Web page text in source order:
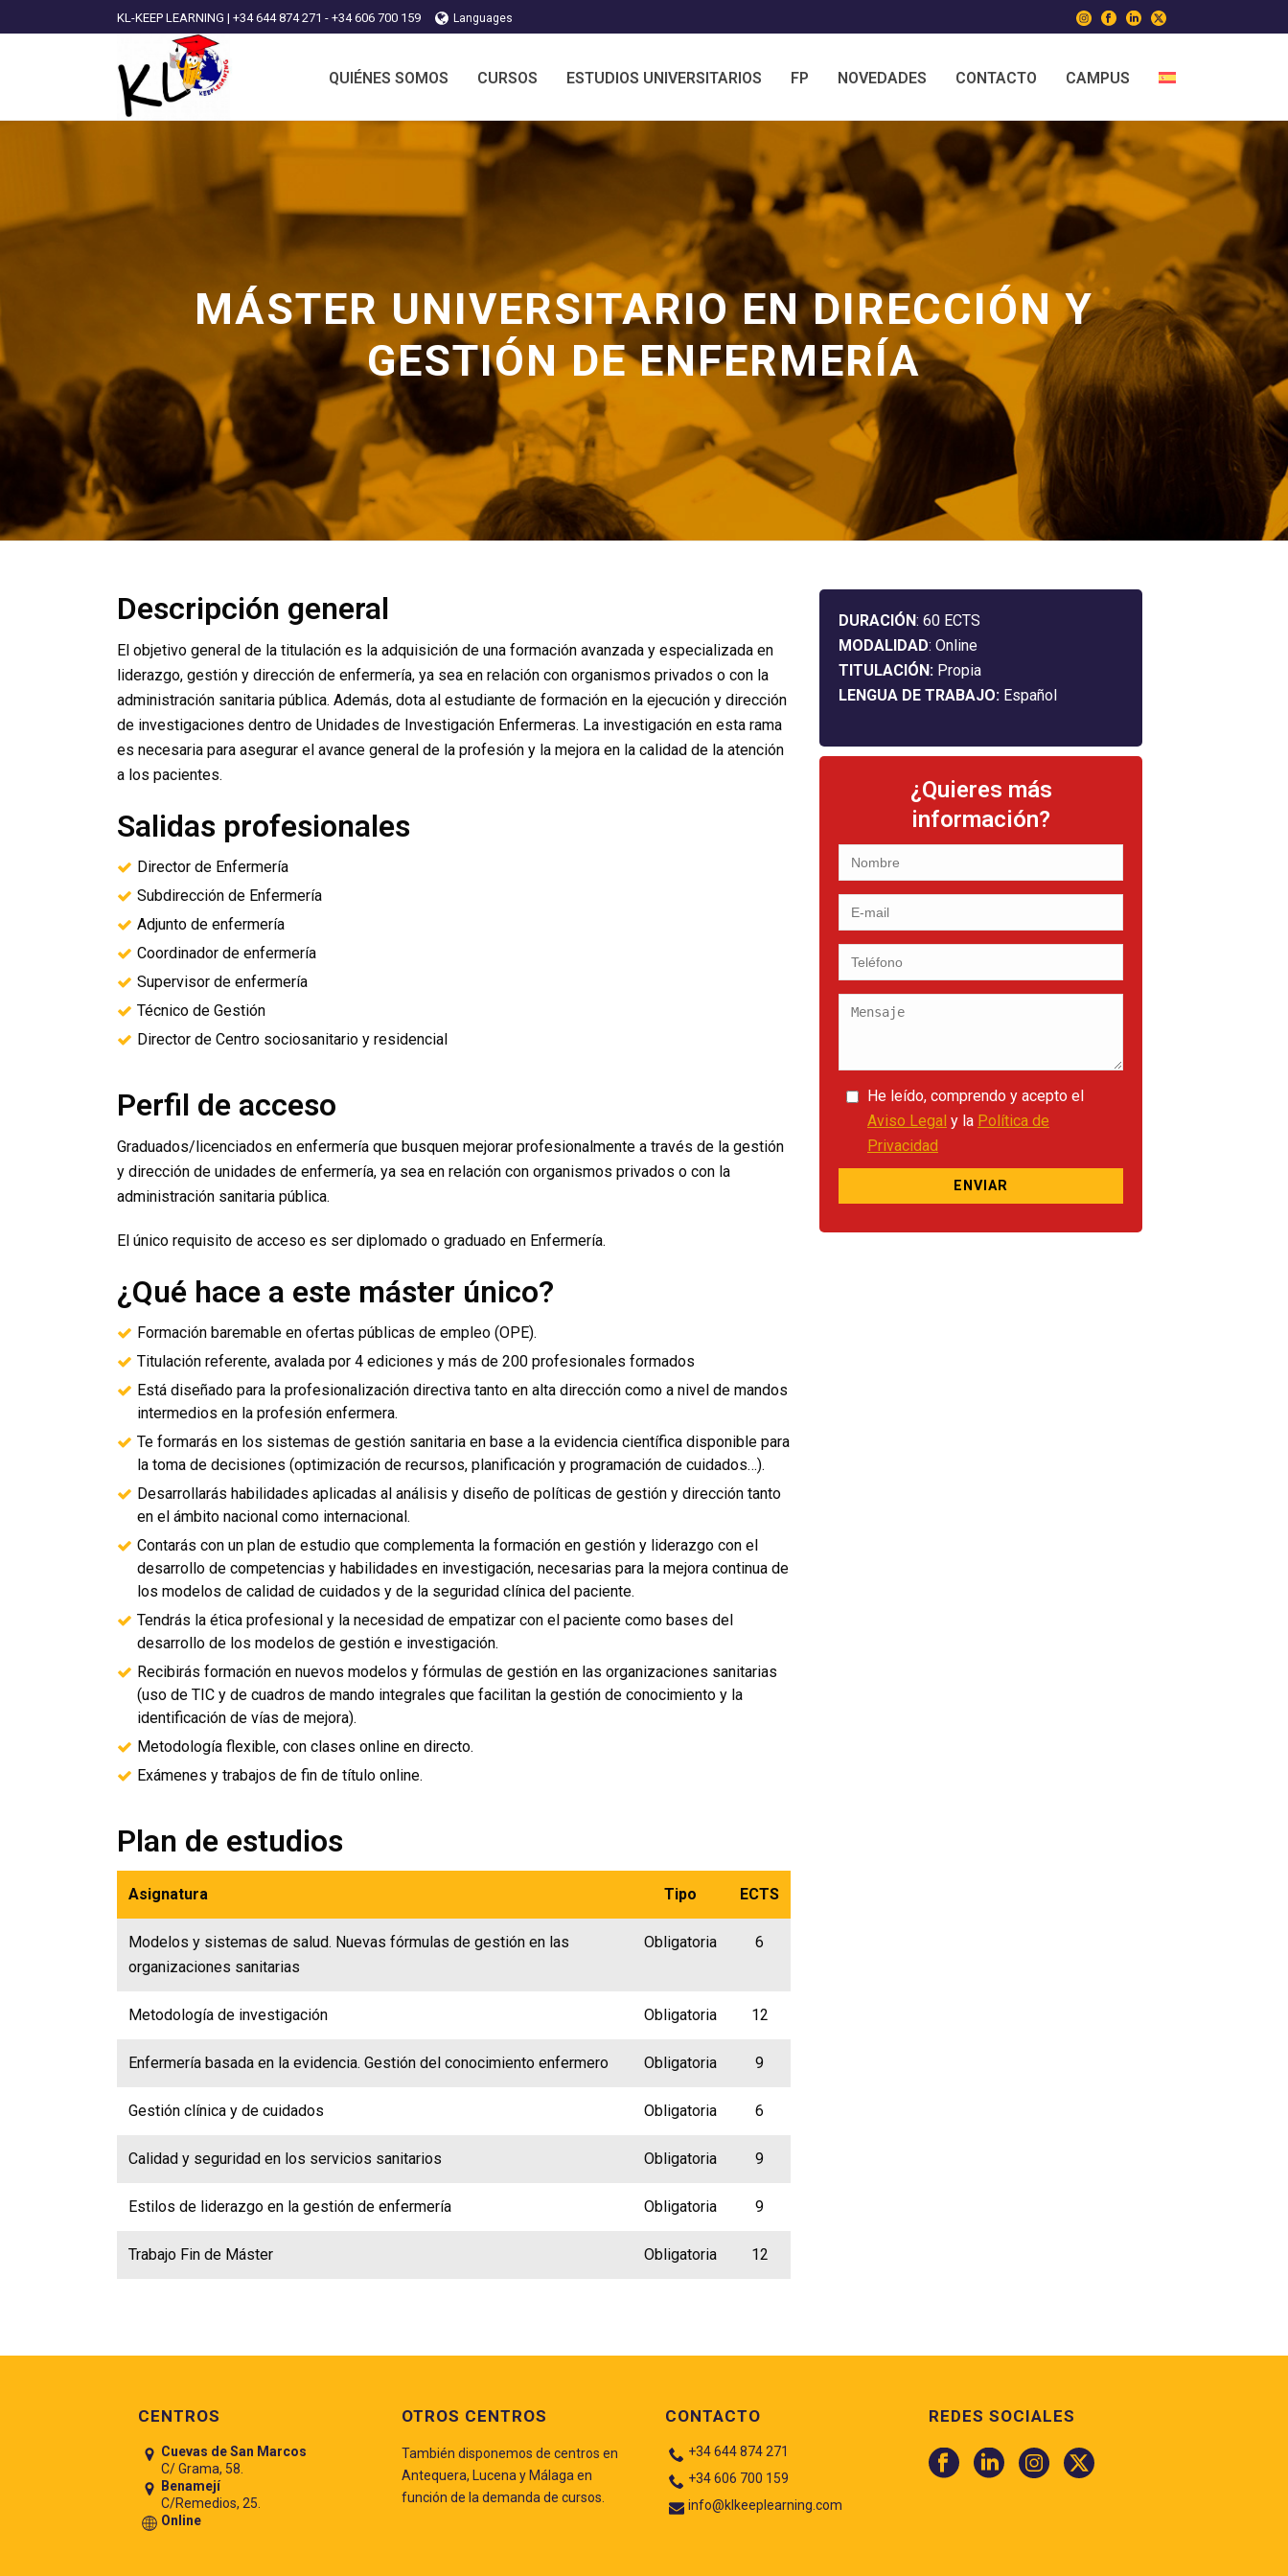
KL-KEEP LEARNING | +34 644 874 271 - +34 606 700 159 Languages
QUIÉNES SOMOS CURSOS ESTUDIOS UNIVERSITARIOS FP NOVEDADES CONTACTO CAMPUS
MÁSTER UNIVERSITARIO EN DIRECCIÓN Y
GESTIÓN DE ENFERMERÍA
Descripción general
El objetivo general de la titulación es la adquisición de una formación avanzada y especializada en
liderazgo, gestión y dirección de enfermería, ya sea en relación con organismos privados o con la
administración sanitaria pública. Además, dota al estudiante de formación en la ejecución y dirección
de investigaciones dentro de Unidades de Investigación Enfermeras. La investigación en esta rama
es necesaria para asegurar el avance general de la profesión y la mejora en la calidad de la atención
a los pacientes.
Salidas profesionales
Director de Enfermería
Subdirección de Enfermería
Adjunto de enfermería
Coordinador de enfermería
Supervisor de enfermería
Técnico de Gestión
Director de Centro sociosanitario y residencial
Perfil de acceso
Graduados/licenciados en enfermería que busquen mejorar profesionalmente a través de la gestión
y dirección de unidades de enfermería, ya sea en relación con organismos privados o con la
administración sanitaria pública.
El único requisito de acceso es ser diplomado o graduado en Enfermería.
¿Qué hace a este máster único?
Formación baremable en ofertas públicas de empleo (OPE).
Titulación referente, avalada por 4 ediciones y más de 200 profesionales formados
Está diseñado para la profesionalización directiva tanto en alta dirección como a nivel de mandos
intermedios en la profesión enfermera.
Te formarás en los sistemas de gestión sanitaria en base a la evidencia científica disponible para
la toma de decisiones (optimización de recursos, planificación y programación de cuidados…).
Desarrollarás habilidades aplicadas al análisis y diseño de políticas de gestión y dirección tanto
en el ámbito nacional como internacional.
Contarás con un plan de estudio que complementa la formación en gestión y liderazgo con el
desarrollo de competencias y habilidades en investigación, necesarias para la mejora continua de
los modelos de calidad de cuidados y de la seguridad clínica del paciente.
Tendrás la ética profesional y la necesidad de empatizar con el paciente como bases del
desarrollo de los modelos de gestión e investigación.
Recibirás formación en nuevos modelos y fórmulas de gestión en las organizaciones sanitarias
(uso de TIC y de cuadros de mando integrales que facilitan la gestión de conocimiento y la
identificación de vías de mejora).
Metodología flexible, con clases online en directo.
Exámenes y trabajos de fin de título online.
Plan de estudios
Asignatura Tipo ECTS
Modelos y sistemas de salud. Nuevas fórmulas de gestión en las
organizaciones sanitarias
Obligatoria 6
Metodología de investigación Obligatoria 12
Enfermería basada en la evidencia. Gestión del conocimiento enfermero Obligatoria 9
Gestión clínica y de cuidados Obligatoria 6
Calidad y seguridad en los servicios sanitarios Obligatoria 9
Estilos de liderazgo en la gestión de enfermería Obligatoria 9
Trabajo Fin de Máster Obligatoria 12
DURACIÓN: 60 ECTS
MODALIDAD: Online
TITULACIÓN: Propia
LENGUA DE TRABAJO: Español
¿Quieres más
información?
He leído, comprendo y acepto el
Aviso Legal y la Política de
Privacidad
CENTROS
Cuevas de San Marcos
C/ Grama, 58.
Benamejí
C/Remedios, 25.
Online
OTROS CENTROS
También disponemos de centros en
Antequera, Lucena y Málaga en
función de la demanda de cursos.
CONTACTO
+34 644 874 271
+34 606 700 159
info@klkeeplearning.com
REDES SOCIALES